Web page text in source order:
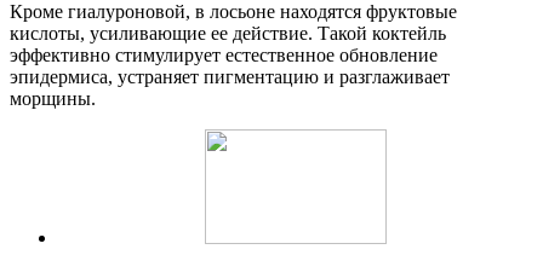
Кроме гиалуроновой, в лосьоне находятся фруктовые
кислоты, усиливающие ее действие. Такой коктейль
эффективно стимулирует естественное обновление
эпидермиса, устраняет пигментацию и разглаживает
морщины.